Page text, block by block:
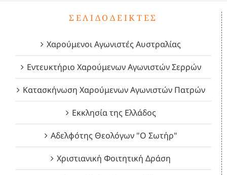
ΣΕΛΙΔΟΔΕΊΚΤΕΣ
Χαρούμενοι Αγωνιστές Αυστραλίας
Εντευκτήριο Χαρούμενων Αγωνιστών Σερρών
Κατασκήνωση Χαρούμενων Αγωνιστών Πατρών
Εκκλησία της Ελλάδος
Αδελφότης Θεολόγων "Ο Σωτήρ"
Χριστιανική Φοιτητική Δράση